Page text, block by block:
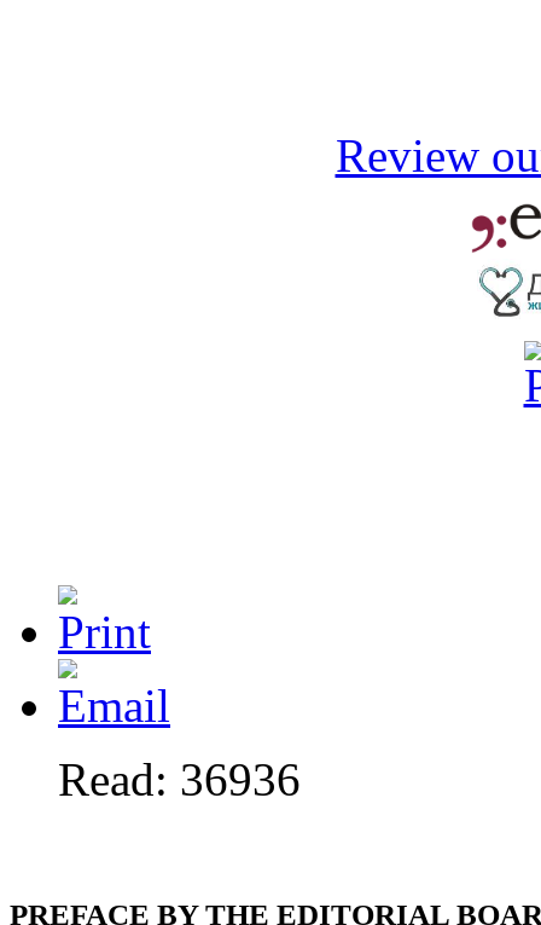
Review
Read: 36936
PREFACE BY THE EDITORIAL